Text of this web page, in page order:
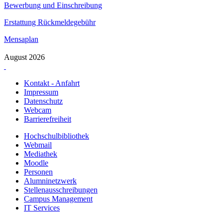
Bewerbung und Einschreibung
Erstattung Rückmeldegebühr
Mensaplan
August 2026
Kontakt - Anfahrt
Impressum
Datenschutz
Webcam
Barrierefreiheit
Hochschulbibliothek
Webmail
Mediathek
Moodle
Personen
Alumninetzwerk
Stellenausschreibungen
Campus Management
IT Services